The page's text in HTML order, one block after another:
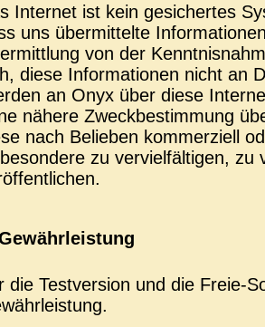
Internet ist kein gesichertes
uns übermittelte
von der
diese Informationen nicht an
an Onyx über diese
nähere Zweckbestimmung
nach Belieben kommerziell
zu vervielfältigen,
die Testversion und die Freie-